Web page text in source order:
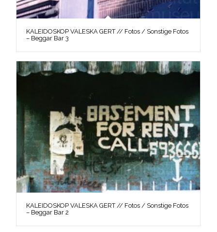
KALEIDOSKOP VALESKA GERT // Fotos / Sonstige Fotos
– Beggar Bar 3
KALEIDOSKOP VALESKA GERT // Fotos / Sonstige Fotos
– Beggar Bar 2